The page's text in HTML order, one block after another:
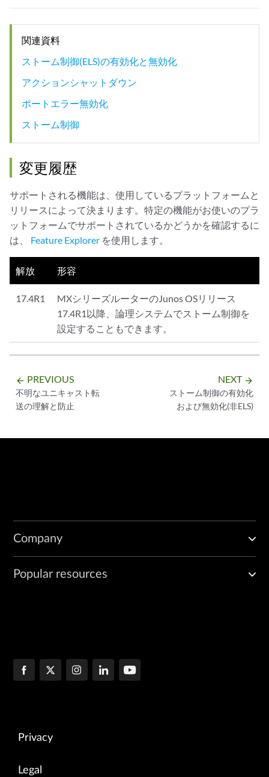
関連資料
ストーム制御(ELS)の有効化と無効化
アクションシャットダウン
ポートエラー無効化
ストーム制御
変更履歴
サポートされる機能は、使用しているプラットフォームと
リリースによって決まります。特定の機能がお使いのプラ
ットフォームでサポートされているかどうかを確認するに
は、 Feature Explorer を使用します。
解放 形容
17.4R1
MXシリーズルーターのJunos OSリリース
17.4R1以降、論理システムでストーム制御を
設定することもできます。
arrow_backward PREVIOUS
不明なユニキャスト転
送の理解と防止
NEXT arrow_forward
ストーム制御の有効化
および無効化(非ELS)
Company
Popular resources
Privacy
Legal